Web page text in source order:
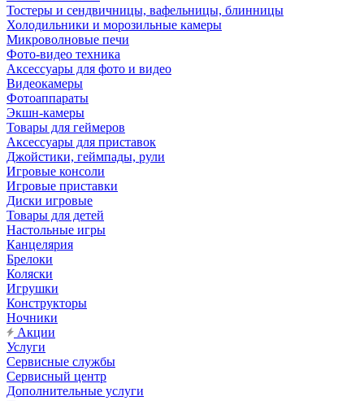
Тостеры и сендвичницы, вафельницы, блинницы
Холодильники и морозильные камеры
Микроволновые печи
Фото-видео техника
Аксессуары для фото и видео
Видеокамеры
Фотоаппараты
Экшн-камеры
Товары для геймеров
Аксессуары для приставок
Джойстики, геймпады, рули
Игровые консоли
Игровые приставки
Диски игровые
Товары для детей
Настольные игры
Канцелярия
Брелоки
Коляски
Игрушки
Конструкторы
Ночники
Акции
Услуги
Сервисные службы
Сервисный центр
Дополнительные услуги